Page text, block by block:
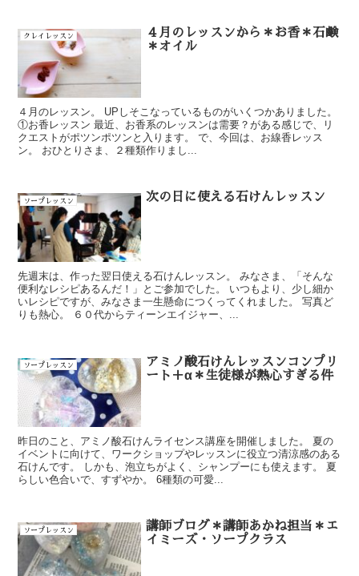
クレイレッスン
４月のレッスンから＊お香＊石鹸
＊オイル
４月のレッスン。 UPしそこなっているものがいくつかありました。
①お香レッスン 最近、お香系のレッスンは需要？がある感じで、リ
クエストがポツンポツンと入ります。 で、今回は、お線香レッス
ン。 おひとりさま、２種類作りまし...
ソープレッスン 次の日に使える石けんレッスン
先週末は、作った翌日使える石けんレッスン。 みなさま、「そんな
便利なレシピあるんだ！」とご参加でした。 いつもより、少し細か
いレシピですが、みなさま一生懸命につくってくれました。 写真ど
りも熱心。 ６０代からティーンエイジャー、...
ソープレッスン
アミノ酸石けんレッスンコンプリ
ート＋α＊生徒様が熱心すぎる件
昨日のこと、アミノ酸石けんライセンス講座を開催しました。 夏の
イベントに向けて、ワークショップやレッスンに役立つ清涼感のある
石けんです。 しかも、泡立ちがよく、シャンプーにも使えます。 夏
らしい色合いで、すずやか。 6種類の可愛...
ソープレッスン
講師ブログ＊講師あかね担当＊エ
イミーズ・ソープクラス